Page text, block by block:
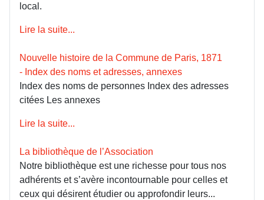
local.
Lire la suite...
Nouvelle histoire de la Commune de Paris, 1871
- Index des noms et adresses, annexes
Index des noms de personnes Index des adresses
citées Les annexes
Lire la suite...
La bibliothèque de l’Association
Notre bibliothèque est une richesse pour tous nos
adhérents et s’avère incontournable pour celles et
ceux qui désirent étudier ou approfondir leurs...